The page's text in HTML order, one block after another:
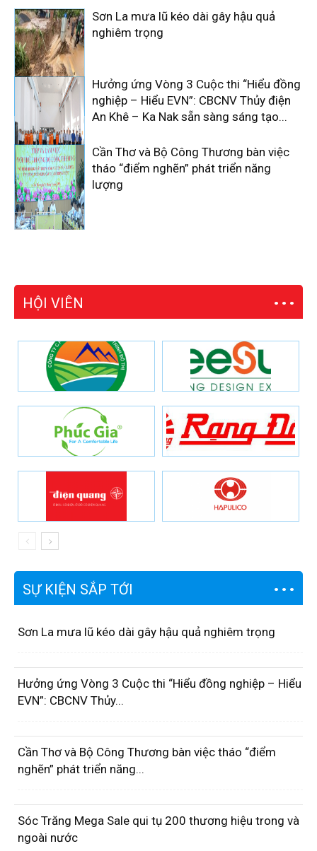
Sơn La mưa lũ kéo dài gây hậu quả
nghiêm trọng
Hưởng ứng Vòng 3 Cuộc thi “Hiểu đồng
nghiệp – Hiểu EVN”: CBCNV Thủy điện
An Khê – Ka Nak sẵn sàng sáng tạo...
Cần Thơ và Bộ Công Thương bàn việc
tháo “điểm nghẽn” phát triển năng
lượng
HỘI VIÊN
SỰ KIỆN SẮP TỚI
Sơn La mưa lũ kéo dài gây hậu quả nghiêm trọng
Hưởng ứng Vòng 3 Cuộc thi “Hiểu đồng nghiệp – Hiểu
EVN”: CBCNV Thủy...
Cần Thơ và Bộ Công Thương bàn việc tháo “điểm
nghẽn” phát triển năng...
Sóc Trăng Mega Sale qui tụ 200 thương hiệu trong và
ngoài nước